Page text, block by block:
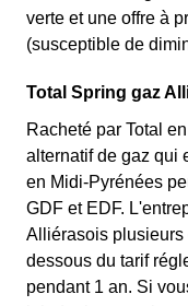
verte et une offre à
(susceptible de
Total Spring gaz
Racheté par Total
alternatif de gaz qui
en Midi-Pyrénées
GDF et EDF.
Alliérasois plusieurs
dessous du tarif
pendant 1 an. Si